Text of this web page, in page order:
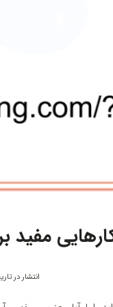
مفید
انتشار در